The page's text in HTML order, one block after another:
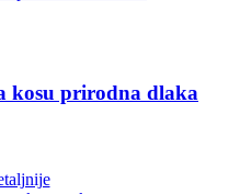
kosu prirodna dlaka